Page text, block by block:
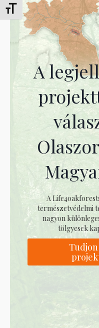
Changer la taille de la police
A
A
természetvédelmi
nagyon
tölgyesek